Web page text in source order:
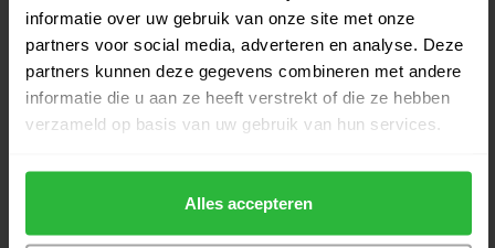
informatie over uw gebruik van onze site met onze
partners voor social media, adverteren en analyse. Deze
partners kunnen deze gegevens combineren met andere
informatie die u aan ze heeft verstrekt of die ze hebben
verzameld op basis van uw gebruik van hun services.
Alles accepteren
-8%